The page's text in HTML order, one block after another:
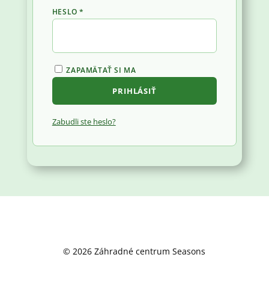
HESLO*
ZAPAMÄTAŤ SI MA
PRIHLÁSIŤ
Zabudli ste heslo?
© 2026 Záhradné centrum Seasons